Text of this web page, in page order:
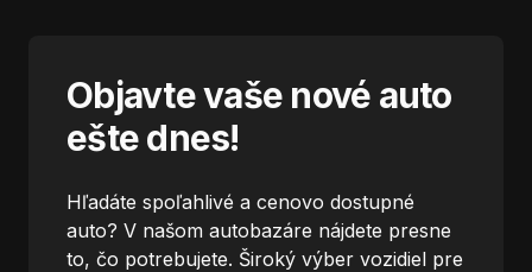
Objavte vaše nové auto
ešte dnes!
Hľadáte spoľahlivé a cenovo dostupné
auto? V našom autobazáre nájdete presne
to, čo potrebujete. Široký výber vozidiel pre